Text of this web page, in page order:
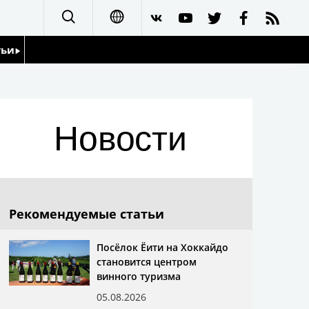
العربية
Новости
Рекомендуемые статьи
Посёлок Ёити на Хоккайдо
становится центром
винного туризма
05.08.2026